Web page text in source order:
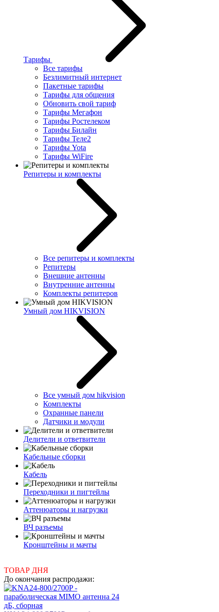
Тарифы
Все тарифы
Безлимитный интернет
Пакетные тарифы
Тарифы для общения
Обновить свой тариф
Тарифы Мегафон
Тарифы Ростелеком
Тарифы Билайн
Тарифы Теле2
Тарифы Yota
Тарифы WiFire
Репитеры и комплекты
Все репитеры и комплекты
Репитеры
Внешние антенны
Внутренние антенны
Комплекты репитеров
Умный дом HIKVISION
Все умный дом hikvision
Комплекты
Охранные панели
Датчики и модули
Делители и ответвители
Кабельные сборки
Кабель
Переходники и пигтейлы
Аттенюаторы и нагрузки
ВЧ разъемы
Кронштейны и мачты
ТОВАР ДНЯ
До окончания распродажи: